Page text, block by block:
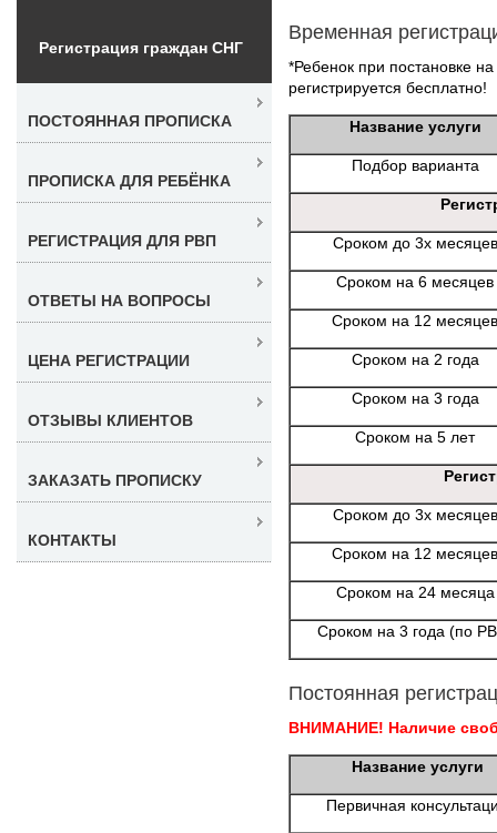
Временная
*Ребенок при постановке
регистрируется бесплатно!
Название услуги
Подбор варианта
Сроком до 3х месяцев
Сроком на 6 месяцев
Сроком на 12 месяцев
Сроком на 2 года
Сроком на 3 года
Сроком на 5 лет
Сроком до 3х месяцев
Сроком на 12 месяцев
Сроком на 24 месяца
Сроком на 3 года (по
Постоянная
ВНИМАНИЕ! Наличие
Название услуги
Первичная
Регистрация граждан СНГ
ПОСТОЯННАЯ ПРОПИСКА
ПРОПИСКА ДЛЯ РЕБЁНКА
РЕГИСТРАЦИЯ ДЛЯ РВП
ОТВЕТЫ НА ВОПРОСЫ
ЦЕНА РЕГИСТРАЦИИ
ОТЗЫВЫ КЛИЕНТОВ
ЗАКАЗАТЬ ПРОПИСКУ
КОНТАКТЫ